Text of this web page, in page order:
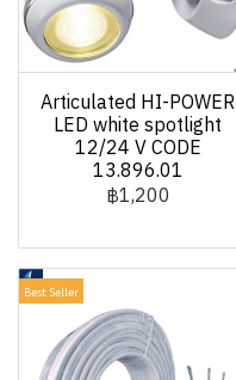
Articulated HI-POWER
LED white spotlight
12/24 V CODE
13.896.01
฿1,200
Best Seller